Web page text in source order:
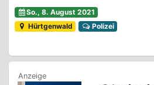
So., 8. August 2021
Hürtgenwald
Polizei